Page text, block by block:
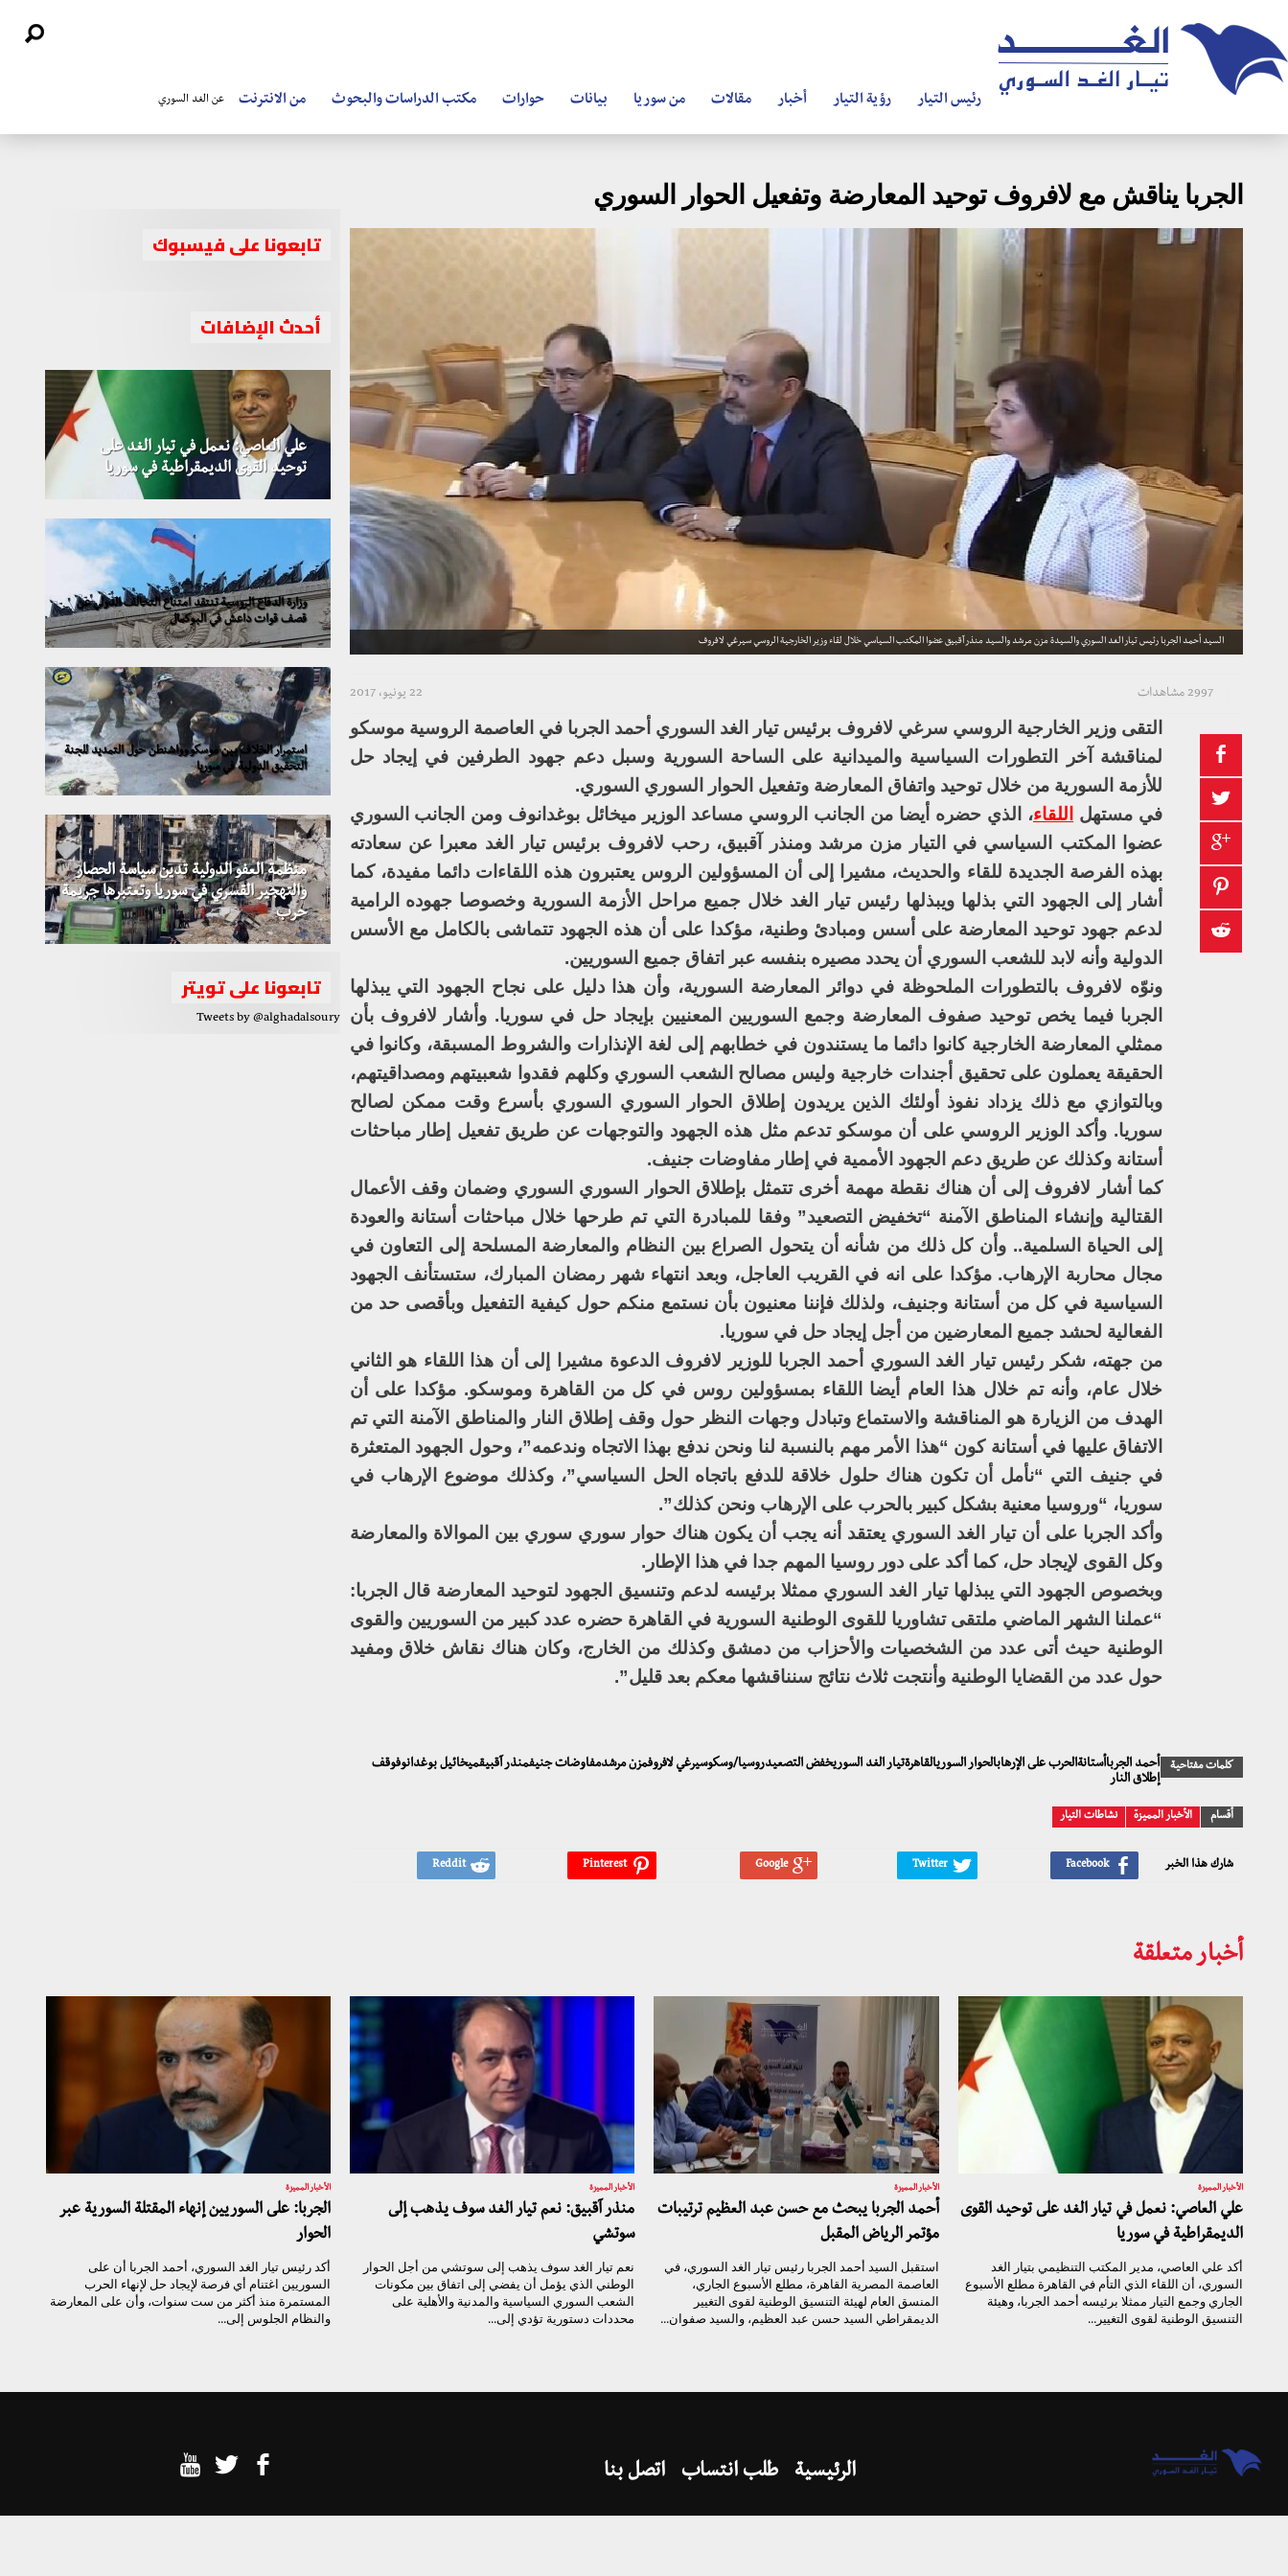
رئيس التيار رؤية التيار أخبار مقالات من سوريا بيانات حوارات مكتب الدراسات والبحوث من الانترنت عن الغد السوري
الجربا يناقش مع لافروف توحيد المعارضة وتفعيل الحوار السوري
السيد أحمد الجربا رئيس تيار الغد السوري والسيدة مزن مرشد والسيد منذر آقبيق عضوا المكتب السياسي خلال لقاء وزير الخارجية الروسي سيرغي لافروف
22 يونيو، 2017 2997 مشاهدات
التقى وزير الخارجية الروسي سرغي لافروف برئيس تيار الغد السوري أحمد الجربا في العاصمة الروسية موسكو
لمناقشة آخر التطورات السياسية والميدانية على الساحة السورية وسبل دعم جهود الطرفين في إيجاد حل
للأزمة السورية من خلال توحيد واتفاق المعارضة وتفعيل الحوار السوري السوري.
في مستهل
اللقاء، الذي حضره أيضا من الجانب الروسي مساعد الوزير ميخائل بوغدانوف ومن الجانب السوري
عضوا المكتب السياسي في التيار مزن مرشد ومنذر آقبيق، رحب لافروف برئيس تيار الغد معبرا عن سعادته
بهذه الفرصة الجديدة للقاء والحديث، مشيرا إلى أن المسؤولين الروس يعتبرون هذه اللقاءات دائما مفيدة، كما
أشار إلى الجهود التي بذلها ويبذلها رئيس تيار الغد خلال جميع مراحل الأزمة السورية وخصوصا جهوده الرامية
لدعم جهود توحيد المعارضة على أسس ومبادئ وطنية، مؤكدا على أن هذه الجهود تتماشى بالكامل مع الأسس
الدولية وأنه لابد للشعب السوري أن يحدد مصيره بنفسه عبر اتفاق جميع السوريين.
ونوّه لافروف بالتطورات الملحوظة في دوائر المعارضة السورية، وأن هذا دليل على نجاح الجهود التي يبذلها
الجربا فيما يخص توحيد صفوف المعارضة وجمع السوريين المعنيين بإيجاد حل في سوريا. وأشار لافروف بأن
ممثلي المعارضة الخارجية كانوا دائما ما يستندون في خطابهم إلى لغة الإنذارات والشروط المسبقة، وكانوا في
الحقيقة يعملون على تحقيق أجندات خارجية وليس مصالح الشعب السوري وكلهم فقدوا شعبيتهم ومصداقيتهم،
وبالتوازي مع ذلك يزداد نفوذ أولئك الذين يريدون إطلاق الحوار السوري السوري بأسرع وقت ممكن لصالح
سوريا. وأكد الوزير الروسي على أن موسكو تدعم مثل هذه الجهود والتوجهات عن طريق تفعيل إطار مباحثات
أستانة وكذلك عن طريق دعم الجهود الأممية في إطار مفاوضات جنيف.
كما أشار لافروف إلى أن هناك نقطة مهمة أخرى تتمثل بإطلاق الحوار السوري السوري وضمان وقف الأعمال
القتالية وإنشاء المناطق الآمنة “تخفيض التصعيد” وفقا للمبادرة التي تم طرحها خلال مباحثات أستانة والعودة
إلى الحياة السلمية.. وأن كل ذلك من شأنه أن يتحول الصراع بين النظام والمعارضة المسلحة إلى التعاون في
مجال محاربة الإرهاب. مؤكدا على انه في القريب العاجل، وبعد انتهاء شهر رمضان المبارك، ستستأنف الجهود
السياسية في كل من أستانة وجنيف، ولذلك فإننا معنيون بأن نستمع منكم حول كيفية التفعيل وبأقصى حد من
الفعالية لحشد جميع المعارضين من أجل إيجاد حل في سوريا.
من جهته، شكر رئيس تيار الغد السوري أحمد الجربا للوزير لافروف الدعوة مشيرا إلى أن هذا اللقاء هو الثاني
خلال عام، وأنه تم خلال هذا العام أيضا اللقاء بمسؤولين روس في كل من القاهرة وموسكو. مؤكدا على أن
الهدف من الزيارة هو المناقشة والاستماع وتبادل وجهات النظر حول وقف إطلاق النار والمناطق الآمنة التي تم
الاتفاق عليها في أستانة كون “هذا الأمر مهم بالنسبة لنا ونحن ندفع بهذا الاتجاه وندعمه”، وحول الجهود المتعثرة
في جنيف التي “نأمل أن تكون هناك حلول خلاقة للدفع باتجاه الحل السياسي”، وكذلك موضوع الإرهاب في
سوريا، “وروسيا معنية بشكل كبير بالحرب على الإرهاب ونحن كذلك”.
وأكد الجربا على أن تيار الغد السوري يعتقد أنه يجب أن يكون هناك حوار سوري سوري بين الموالاة والمعارضة
وكل القوى لإيجاد حل، كما أكد على دور روسيا المهم جدا في هذا الإطار.
وبخصوص الجهود التي يبذلها تيار الغد السوري ممثلا برئيسه لدعم وتنسيق الجهود لتوحيد المعارضة قال الجربا:
“عملنا الشهر الماضي ملتقى تشاوريا للقوى الوطنية السورية في القاهرة حضره عدد كبير من السوريين والقوى
الوطنية حيث أتى عدد من الشخصيات والأحزاب من دمشق وكذلك من الخارج، وكان هناك نقاش خلاق ومفيد
حول عدد من القضايا الوطنية وأنتجت ثلاث نتائج سنناقشها معكم بعد قليل”.
كلمات مفتاحية
أحمد الجرباأستانةالحرب على الإرهابالحوار السوريالقاهرةتيار الغد السوريخفض التصعيدروسيا/وسكوسيرغي لافروفمزن مرشدمفاوضات جنيفمنذر آقبيقميخائيل بوغدانوفوقف
إطلاق النار
أقسام الأخبار المميزة نشاطات التيار
شارك هذا الخبر
تابعونا على فيسبوك
أحدث الإضافات
علي العاصي: نعمل في تيار الغد على
توحيد القوى الديمقراطية في سوريا
وزارة الدفاع الروسية تنتقد امتناع التحالف الدولي عن
قصف قوات داعش في البوكمال
استمرار الخلاف بين موسكو وواشنطن حول التمديد للجنة
التحقيق الدولية في سوريا
منظمة العفو الدولية تدين سياسة الحصار
والتهجير القسري في سوريا وتعتبرها جريمة
حرب
تابعونا على تويتر
Tweets by @alghadalsoury
أخبار متعلقة
الأخبار المميزة
علي العاصي: نعمل في تيار الغد على توحيد القوى
الديمقراطية في سوريا
أكد علي العاصي، مدير المكتب التنظيمي بتيار الغد
السوري، أن اللقاء الذي التأم في القاهرة مطلع الأسبوع
الجاري وجمع التيار ممثلا برئيسه أحمد الجربا، وهيئة
التنسيق الوطنية لقوى التغيير...
الأخبار المميزة
أحمد الجربا يبحث مع حسن عبد العظيم ترتيبات
مؤتمر الرياض المقبل
استقبل السيد أحمد الجربا رئيس تيار الغد السوري، في
العاصمة المصرية القاهرة، مطلع الأسبوع الجاري،
المنسق العام لهيئة التنسيق الوطنية لقوى التغيير
الديمقراطي السيد حسن عبد العظيم، والسيد صفوان...
الأخبار المميزة
منذر آقبيق: نعم تيار الغد سوف يذهب إلى
سوتشي
نعم تيار الغد سوف يذهب إلى سوتشي من أجل الحوار
الوطني الذي يؤمل أن يفضي إلى اتفاق بين مكونات
الشعب السوري السياسية والمدنية والأهلية على
محددات دستورية تؤدي إلى...
الأخبار المميزة
الجربا: على السوريين إنهاء المقتلة السورية عبر
الحوار
أكد رئيس تيار الغد السوري، أحمد الجربا أن على
السوريين اغتنام أي فرصة لإيجاد حل لإنهاء الحرب
المستمرة منذ أكثر من ست سنوات، وأن على المعارضة
والنظام الجلوس إلى...
الرئيسية طلب انتساب اتصل بنا